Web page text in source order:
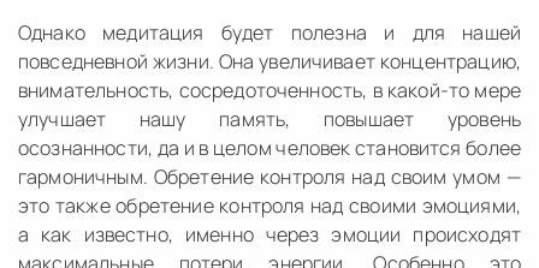
Однако медитация будет полезна и для нашей
повседневной жизни. Она увеличивает концентрацию,
внимательность, сосредоточенность, в какой-то мере
улучшает нашу память, повышает уровень
осознанности, да и в целом человек становится более
гармоничным. Обретение контроля над своим умом —
это также обретение контроля над своими эмоциями,
а как известно, именно через эмоции происходят